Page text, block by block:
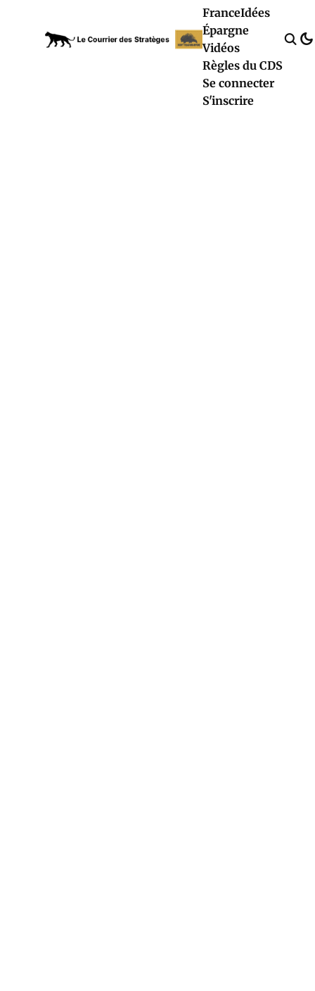
FranceIdées
Épargne
Vidéos
Règles du CDS
Se connecter
S'inscrire